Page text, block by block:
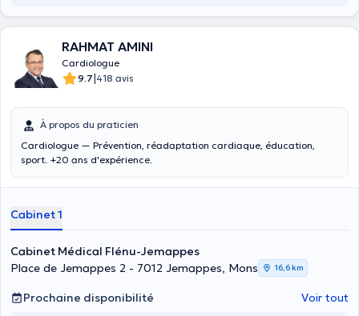
RAHMAT AMINI
Cardiologue
9.7|418 avis
À propos du praticien
Cardiologue — Prévention, réadaptation cardiaque, éducation,
sport. +20 ans d'expérience.
Cabinet 1
Cabinet Médical Flénu-Jemappes
Place de Jemappes 2 - 7012 Jemappes, Mons
16,6 km
Prochaine disponibilité Voir tout